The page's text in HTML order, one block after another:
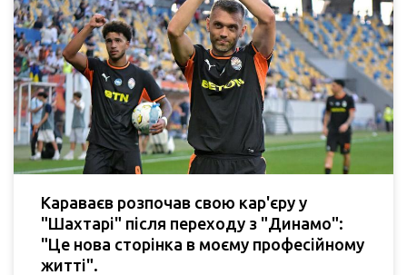
Караваєв розпочав свою кар'єру у
"Шахтарі" після переходу з "Динамо":
"Це нова сторінка в моєму професійному
житті".